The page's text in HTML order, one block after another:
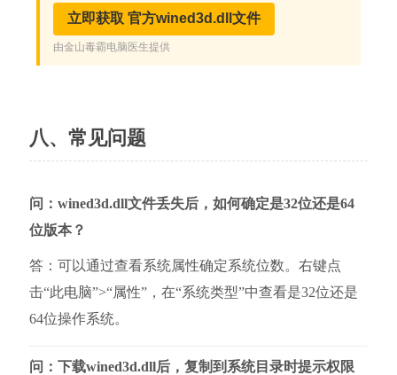
八、常见问题
问：wined3d.dll文件丢失后，如何确定是32位还是64
位版本？
答：可以通过查看系统属性确定系统位数。右键点
击“此电脑”>“属性”，在“系统类型”中查看是32位还是
64位操作系统。
问：下载wined3d.dll后，复制到系统目录时提示权限